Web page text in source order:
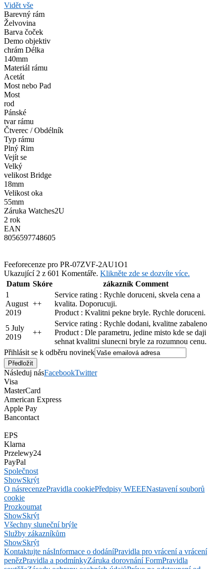
Vidět vše
Barevný rám
Želvovina
Barva čoček
Demo objektiv
chrám Délka
140mm
Materiál rámu
Acetát
Most nebo Pad
Most
rod
Pánské
tvar rámu
Čtverec / Obdélník
Typ rámu
Plný Rim
Vejít se
Velký
velikost Bridge
18mm
Velikost oka
55mm
Záruka Watches2U
2 rok
EAN
8056597748605
Feeforecenze pro PR-07ZVF-2AU1O1
Ukazující 2 z 601 Komentáře. Klikněte zde se dozvíte více.
Datum Skóre
zákazník Comment
1
August
2019
++
Service rating : Rychle doruceni, skvela cena a
kvalita. Doporucuji.
Product : Kvalitni pekne bryle. Rychle doruceni.
5 July
2019
++
Service rating : Rychle dodani, kvalitne zabaleno
Product : Dle parametru, jedine misto kde se daji
sehnat kvalitni slunecni bryle za rozumnou cenu.
Přihlásit se k odběru novinek
Následuj násFacebookTwitter
Visa
MasterCard
American Express
Apple Pay
Bancontact
EPS
Klarna
Przelewy24
PayPal
Společnost
ShowSkrýt
O násrecenzePravidla cookiePředpisy WEEENastavení souborů
cookie
Prozkoumat
ShowSkrýt
Všechny sluneční brýle
Služby zákazníkům
ShowSkrýt
Kontaktujte násInformace o dodáníPravidla pro vrácení a vrácení
penězPravidla a podmínkyZáruka dorovnání FormPravidla